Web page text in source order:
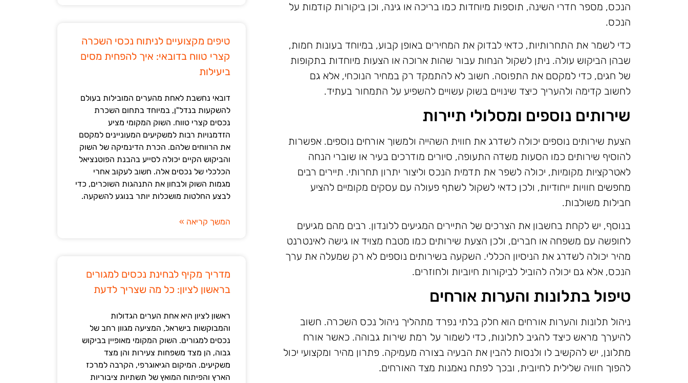
טיפים מקצועיים לניתוח נכסי השכרה
קצרי טווח בדובאי: איך להפחית מסים
ביעילות
דובאי נחשבת לאחת מהערים המובילות בעולם
להשקעות בנדל"ן, במיוחד בתחום השכרת
נכסים קצרי טווח. השוק המקומי מציע
הזדמנויות רבות למשקיעים המעוניינים למקסם
את הרווחים שלהם. הכרת הדינמיקה של השוק
והביקוש הקיים יכולה לסייע בהבנת הפוטנציאל
הכלכלי של נכסים אלה. חשוב לעקוב אחרי
מגמות השוק ולבחון את התנהגות השוכרים, כדי
לבצע החלטות מושכלות יותר בנוגע להשקעה.
המשך קריאה »
מדריך מקיף לבחינת נכסים למגורים
בראשון לציון: כל מה שצריך לדעת
ראשון לציון היא אחת הערים הגדולות
והמבוקשות בישראל, המציעה מגוון רחב של
נכסים למגורים. השוק המקומי מאופיין בביקוש
גבוה, הן מצד משפחות צעירות והן מצד
משקיעים. המיקום הגיאוגרפי, הקרבה למרכז
הארץ והפיתוח המואץ של תשתיות ציבוריות
הנכס, מספר חדרי השינה, תוספות מיוחדות כמו בריכה או גינה, וכן ביקורות קודמות על
הנכס.
כדי לשמר את התחרותיות, כדאי לבדוק את המחירים באופן קבוע, במיוחד בעונות חמות,
שבהן הביקוש עולה. ניתן לשקול הנחות עבור שהות ארוכה או הצעות מיוחדות בתקופות
של חגים, כדי למקסם את התפוסה. חשוב לא להתמקד רק במחיר הנוכחי, אלא גם
לחשוב קדימה ולהעריך כיצד שינויים בשוק עשויים להשפיע על התמחור בעתיד.
שירותים נוספים ומסלולי תיירות
הצעת שירותים נוספים יכולה לשדרג את חווית השהייה ולמשוך אורחים נוספים. אפשרות
להוסיף שירותים כמו הסעות משדה התעופה, סיורים מודרכים בעיר או שוברי הנחה
לאטרקציות מקומיות, יכולה לשפר את תדמית הנכס וליצור יתרון תחרותי. תיירים רבים
מחפשים חוויות ייחודיות, ולכן כדאי לשקול לשתף פעולה עם עסקים מקומיים להציע
חבילות משולבות.
בנוסף, יש לקחת בחשבון את הצרכים של התיירים המגיעים ללונדון. רבים מהם מגיעים
לחופשה עם משפחה או חברים, ולכן הצעת שירותים כמו מטבח מצויד או גישה לאינטרנט
מהיר יכולה לשדרג את הניסיון הכללי. השקעה בשירותים נוספים לא רק שמעלה את ערך
הנכס, אלא גם יכולה להוביל לביקורות חיוביות ולחוזרים.
טיפול בתלונות והערות אורחים
ניהול תלונות והערות אורחים הוא חלק בלתי נפרד מתהליך ניהול נכס השכרה. חשוב
להיערך מראש כיצד להגיב לתלונות, כדי לשמור על רמת שירות גבוהה. כאשר אורח
מתלונן, יש להקשיב לו ולנסות להבין את הבעיה בצורה מעמיקה. פתרון מהיר ומקצועי יכול
להפוך חוויה שלילית לחיובית, ובכך לפתח נאמנות מצד האורחים.